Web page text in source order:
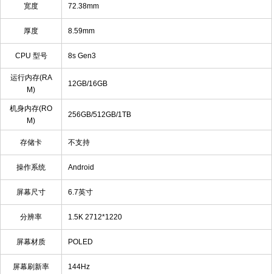
宽度 72.38mm
厚度 8.59mm
CPU 型号 8s Gen3
运行内存(RA
M)
12GB/16GB
机身内存(RO
M)
256GB/512GB/1TB
存储卡 不支持
操作系统 Android
屏幕尺寸 6.7英寸
分辨率 1.5K 2712*1220
屏幕材质 POLED
屏幕刷新率 144Hz